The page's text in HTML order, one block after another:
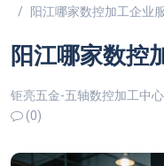
阳江哪家数控加工企业
阳江哪家数控
钜亮五金-五轴数控加工中心
(0)